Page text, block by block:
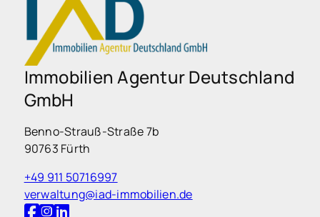
Immobilien Agentur Deutschland
GmbH
Benno-Strauß-Straße 7b
90763 Fürth
+49 911 50716997
verwaltung@iad-immobilien.de